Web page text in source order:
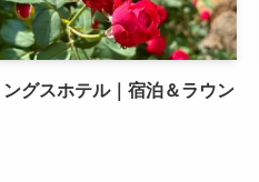
グスホテル｜宿泊＆ラウン